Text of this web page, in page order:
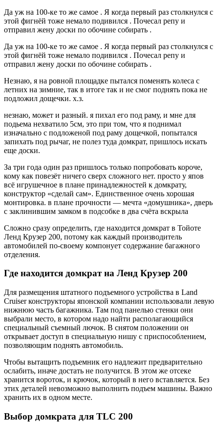
Да уж на 100-ке то же самое . Я когда первый раз столкнулся с
этой фигнёй тоже немало подивился . Почесал репу и
отправил жену доски по обочине собирать .
Да уж на 100-ке то же самое . Я когда первый раз столкнулся с
этой фигнёй тоже немало подивился . Почесал репу и
отправил жену доски по обочине собирать .
Незнаю, я на ровной площадке пытался поменять колеса с
летних на зимние, так в итоге так и не смог поднять пока не
подложил дощечки. х.з.
незнаю, может и разный. я пихал его под раму, и мне для
подьема нехватило 5см, это при том, что я поднимал
изначально с подложеной под раму дощечкой, попытался
запихать под рычаг, не полез туда домкрат, пришлось искать
еще доски.
За три года один раз пришлось только попробовать короче,
кому как повезёт ничего сверх сложного нет. просто у япов
всё игрушечное в плане принадлежностей к домкрату,
конструктор «сделай сам». Единственное очень хорошая
монтировка. в плане прочности — мечта «домушника», дверь
с заклинившим замком в подсобке в два счёта вскрыла
Сложно сразу определить, где находится домкрат в Тойоте
Ленд Крузер 200, потому как каждый производитель
автомобилей по-своему компонует содержание багажного
отделения.
Где находится домкрат на Ленд Крузер 200
Для размещения штатного подъемного устройства в Land
Cruiser конструкторы японской компании использовали левую
нижнюю часть багажника. Там под панелью стенки они
выбрали место, в котором надо найти располагающийся
специальный съемный лючок. В снятом положении он
открывает доступ в специальную нишу с приспособлением,
позволяющим поднять автомобиль.
Чтобы вытащить подъемник его надлежит предварительно
ослабить, иначе достать не получится. В этом же отсеке
хранится вороток, и крючок, который в него вставляется. Без
этих деталей невозможно выполнить подъем машины. Важно
хранить их в одном месте.
Выбор домкрата для TLC 200